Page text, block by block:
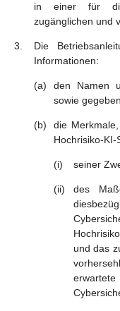
in einer für die
zugänglichen und
Die
Informationen:
den Namen
sowie
die
Hochrisiko-KI-
seiner
des
und das